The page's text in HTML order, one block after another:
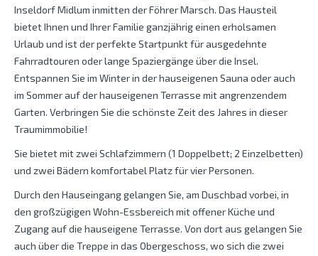
Inseldorf Midlum inmitten der Föhrer Marsch. Das Hausteil
bietet Ihnen und Ihrer Familie ganzjährig einen erholsamen
Urlaub und ist der perfekte Startpunkt für ausgedehnte
Fahrradtouren oder lange Spaziergänge über die Insel.
Entspannen Sie im Winter in der hauseigenen Sauna oder auch
im Sommer auf der hauseigenen Terrasse mit angrenzendem
Garten. Verbringen Sie die schönste Zeit des Jahres in dieser
Traumimmobilie!
Sie bietet mit zwei Schlafzimmern (1 Doppelbett; 2 Einzelbetten)
und zwei Bädern komfortabel Platz für vier Personen.
Durch den Hauseingang gelangen Sie, am Duschbad vorbei, in
den großzügigen Wohn-Essbereich mit offener Küche und
Zugang auf die hauseigene Terrasse. Von dort aus gelangen Sie
auch über die Treppe in das Obergeschoss, wo sich die zwei